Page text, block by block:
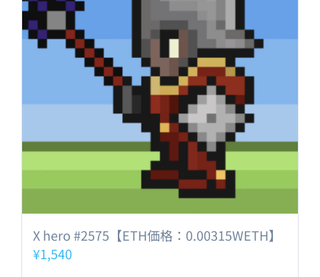
X hero #2575【ETH価格：0.00315WETH】
¥1,540